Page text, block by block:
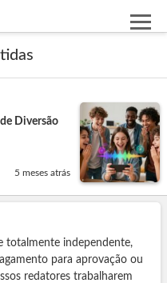
Diversão
5 meses atrás
totalmente independente,
para aprovação ou
redatores trabalharem